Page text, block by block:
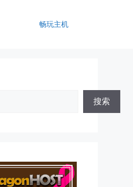
畅玩主机
搜索